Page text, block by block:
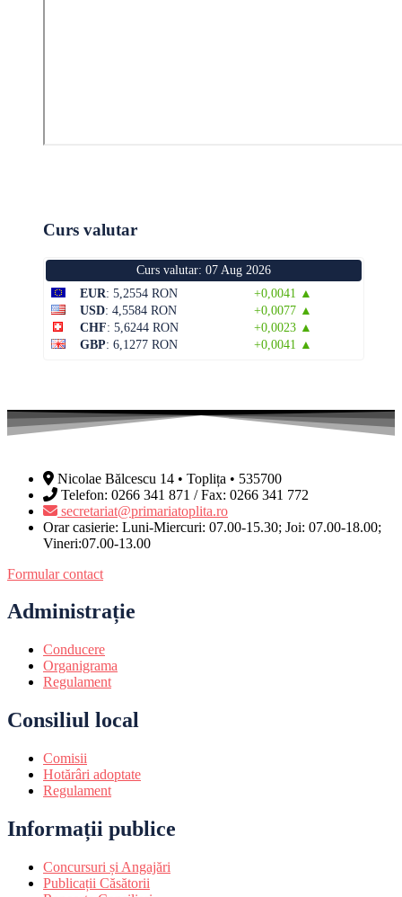
Curs valutar
Curs valutar: 07 Aug 2026
EUR: 5,2554 RON
+0,0041 ▲
USD: 4,5584 RON
+0,0077 ▲
CHF: 5,6244 RON
+0,0023 ▲
GBP: 6,1277 RON +0,0041 ▲
Nicolae Bălcescu 14 • Toplița • 535700
Telefon: 0266 341 871 / Fax: 0266 341 772
secretariat@primariatoplita.ro
Orar casierie: Luni-Miercuri: 07.00-15.30; Joi: 07.00-18.00;
Vineri:07.00-13.00
Formular contact
Administrație
Conducere
Organigrama
Regulament
Consiliul local
Comisii
Hotărâri adoptate
Regulament
Informații publice
Concursuri și Angajări
Publicații Căsătorii